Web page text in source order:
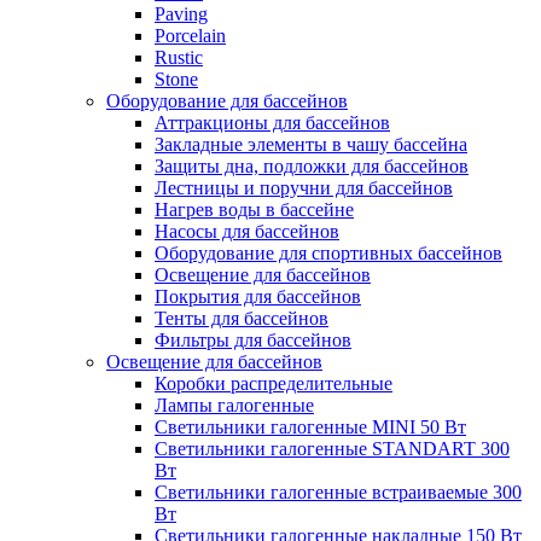
Paving
Porcelain
Rustic
Stone
Оборудование для бассейнов
Аттракционы для бассейнов
Закладные элементы в чашу бассейна
Защиты дна, подложки для бассейнов
Лестницы и поручни для бассейнов
Нагрев воды в бассейне
Насосы для бассейнов
Оборудование для спортивных бассейнов
Освещение для бассейнов
Покрытия для бассейнов
Тенты для бассейнов
Фильтры для бассейнов
Освещение для бассейнов
Коробки распределительные
Лампы галогенные
Светильники галогенные MINI 50 Вт
Светильники галогенные STANDART 300
Вт
Светильники галогенные встраиваемые 300
Вт
Светильники галогенные накладные 150 Вт